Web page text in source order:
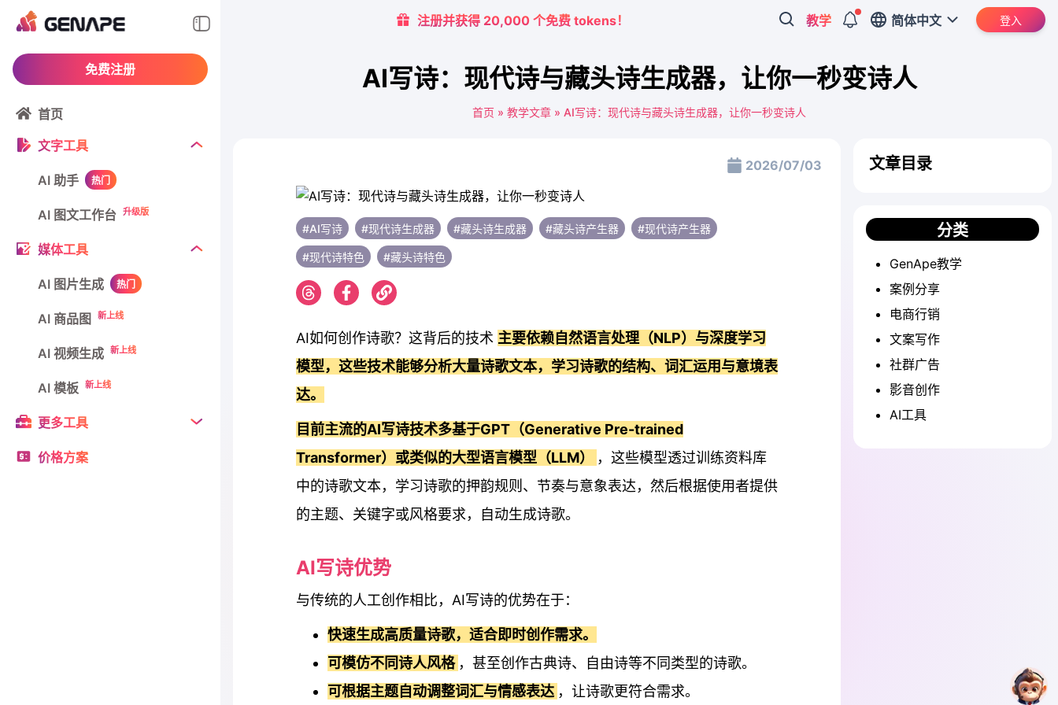
免费注册
首页
文字工具
AI 助手 热门
AI 图文工作台 升级版
媒体工具
AI 图片生成 热门
AI 商品图 新上线
AI 视频生成 新上线
AI 模板 新上线
更多工具
价格方案
注册并获得 20,000 个免费 tokens！ 教学 简体中文 登入
AI写诗：现代诗与藏头诗生成器，让你一秒变诗人
首页 » 教学文章 » AI写诗：现代诗与藏头诗生成器，让你一秒变诗人
2026/07/03
#AI写诗 #现代诗生成器 #藏头诗生成器 #藏头诗产生器 #现代诗产生器
#现代诗特色 #藏头诗特色
AI如何创作诗歌？这背后的技术 主要依赖自然语言处理（NLP）与深度学习
模型，这些技术能够分析大量诗歌文本，学习诗歌的结构、词汇运用与意境表
达。
目前主流的AI写诗技术多基于GPT（Generative Pre-trained
Transformer）或类似的大型语言模型（LLM）
，这些模型透过训练资料库
中的诗歌文本，学习诗歌的押韵规则、节奏与意象表达，然后根据使用者提供
的主题、关键字或风格要求，自动生成诗歌。
AI写诗优势
与传统的人工创作相比，AI写诗的优势在于：
快速生成高质量诗歌，适合即时创作需求。
可模仿不同诗人风格 ，甚至创作古典诗、自由诗等不同类型的诗歌。
可根据主题自动调整词汇与情感表达 ，让诗歌更符合需求。
文章目录
分类
GenApe教学
案例分享
电商行销
文案写作
社群广告
影音创作
AI工具